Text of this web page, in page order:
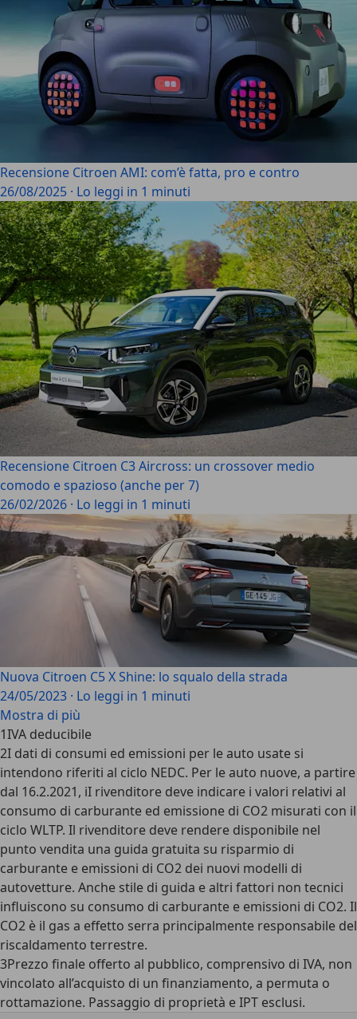
Recensione Citroen AMI: com’è fatta, pro e contro
26/08/2025 · Lo leggi in 1 minuti
Recensione Citroen C3 Aircross: un crossover medio
comodo e spazioso (anche per 7)
26/02/2026 · Lo leggi in 1 minuti
Nuova Citroen C5 X Shine: lo squalo della strada
24/05/2023 · Lo leggi in 1 minuti
Mostra di più
1IVA deducibile
2I dati di consumi ed emissioni per le auto usate si
intendono riferiti al ciclo NEDC. Per le auto nuove, a partire
dal 16.2.2021, iI rivenditore deve indicare i valori relativi al
consumo di carburante ed emissione di CO2 misurati con il
ciclo WLTP. Il rivenditore deve rendere disponibile nel
punto vendita una guida gratuita su risparmio di
carburante e emissioni di CO2 dei nuovi modelli di
autovetture. Anche stile di guida e altri fattori non tecnici
influiscono su consumo di carburante e emissioni di CO2. Il
CO2 è il gas a effetto serra principalmente responsabile del
riscaldamento terrestre.
3Prezzo finale offerto al pubblico, comprensivo di IVA, non
vincolato all’acquisto di un finanziamento, a permuta o
rottamazione. Passaggio di proprietà e IPT esclusi.